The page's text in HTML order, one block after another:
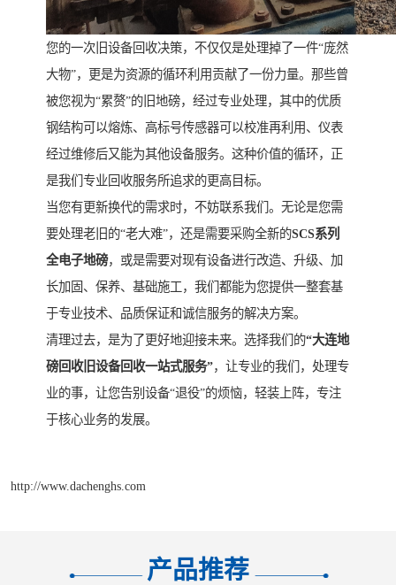
您的一次旧设备回收决策，不仅仅是处理掉了一件“庞然
大物”，更是为资源的循环利用贡献了一份力量。那些曾
被您视为“累赘”的旧地磅，经过专业处理，其中的优质
钢结构可以熔炼、高标号传感器可以校准再利用、仪表
经过维修后又能为其他设备服务。这种价值的循环，正
是我们专业回收服务所追求的更高目标。
当您有更新换代的需求时，不妨联系我们。无论是您需
要处理老旧的“老大难”，还是需要采购全新的SCS系列
全电子地磅，或是需要对现有设备进行改造、升级、加
长加固、保养、基础施工，我们都能为您提供一整套基
于专业技术、品质保证和诚信服务的解决方案。
清理过去，是为了更好地迎接未来。选择我们的“大连地
磅回收旧设备回收一站式服务”，让专业的我们，处理专
业的事，让您告别设备“退役”的烦恼，轻装上阵，专注
于核心业务的发展。
http://www.dachenghs.com
产品推荐